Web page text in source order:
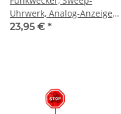
Uhrwerk, Analog-Anzeige
mit Zeigern, Beleuchtung
23,95 € *